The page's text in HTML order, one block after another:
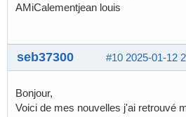
AMiCalementjean louis
#10 2025-01-12
seb37300
Bonjour,
Voici de mes nouvelles j'ai retrouvé